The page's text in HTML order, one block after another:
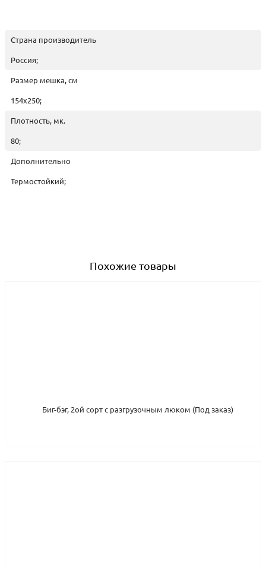
Страна производитель
Россия;
Размер мешка, см
154x250;
Плотность, мк.
80;
Дополнительно
Термостойкий;
Похожие товары
Биг-бэг, 2ой сорт с разгрузочным люком (Под заказ)